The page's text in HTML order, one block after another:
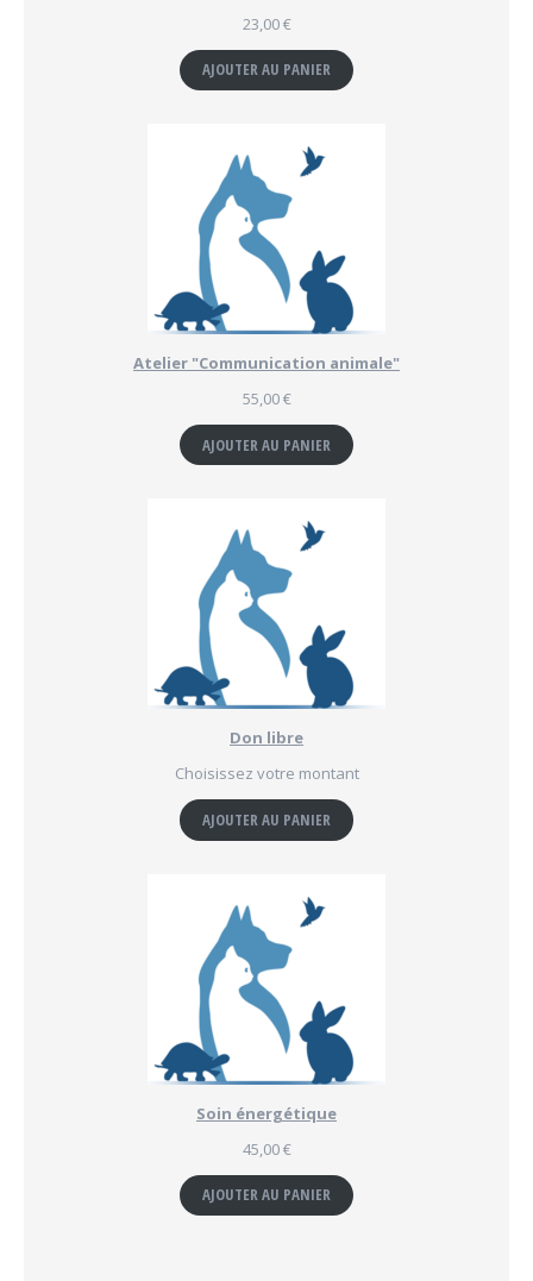
23,00€
AJOUTER AU PANIER
Atelier "Communication animale"
55,00€
AJOUTER AU PANIER
Don libre
Choisissez votre montant
AJOUTER AU PANIER
Soin énergétique
45,00€
AJOUTER AU PANIER